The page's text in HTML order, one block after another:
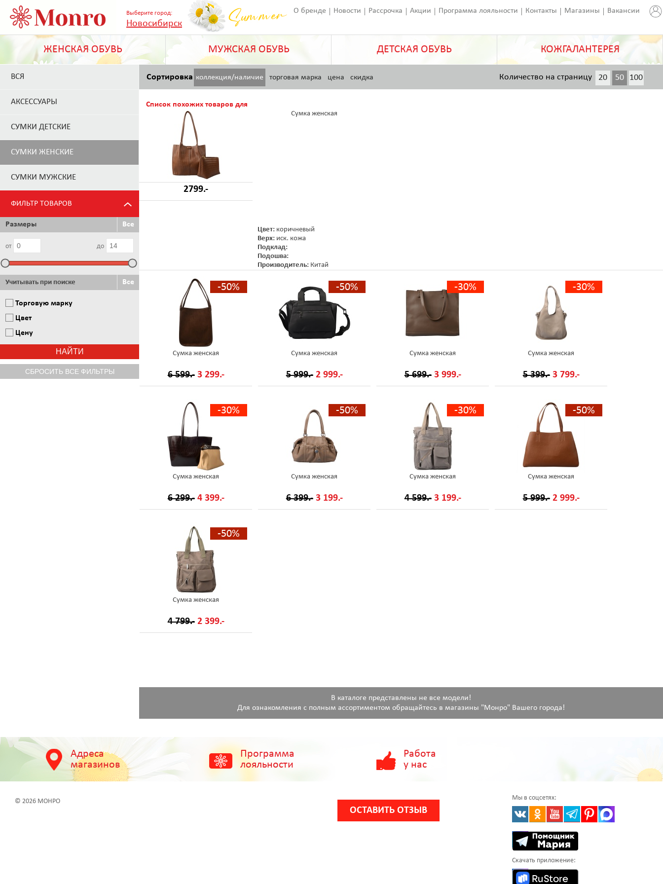
Выберите город:
Новосибирск
О бренде Новости Рассрочка Акции Программа лояльности Контакты Магазины Вакансии
ЖЕНСКАЯ ОБУВЬ МУЖСКАЯ ОБУВЬ ДЕТСКАЯ ОБУВЬ КОЖГАЛАНТЕРЕЯ
ВСЯ
АКСЕССУАРЫ
СУМКИ ДЕТСКИЕ
СУМКИ ЖЕНСКИЕ
СУМКИ МУЖСКИЕ
ФИЛЬТР ТОВАРОВ
Размеры Все
от до
Учитывать при поиске Все
Торговую марку
Цвет
Цену
Сортировка коллекция/наличие торговая марка цена скидка 20 50 100
Количество на страницу
Список похожих товаров для
2799.-
Сумка женская
Цвет: коричневый
Верх: иск. кожа
Подклад:
Подошва:
Производитель: Китай
-50%
Сумка женская
6 599.- 3 299.-
-50%
Сумка женская
5 999.- 2 999.-
-30%
Сумка женская
5 699.- 3 999.-
-30%
Сумка женская
5 399.- 3 799.-
-30%
Сумка женская
6 299.- 4 399.-
-50%
Сумка женская
6 399.- 3 199.-
-30%
Сумка женская
4 599.- 3 199.-
-50%
Сумка женская
5 999.- 2 999.-
-50%
Сумка женская
4 799.- 2 399.-
В каталоге представлены не все модели!
Для ознакомления с полным ассортиментом обращайтесь в магазины "Монро" Вашего города!
Адреса
магазинов
Программа
лояльности
Работа
у нас
© 2026 МОНРО
ОСТАВИТЬ ОТЗЫВ
Мы в соцсетях:
Скачать приложение: